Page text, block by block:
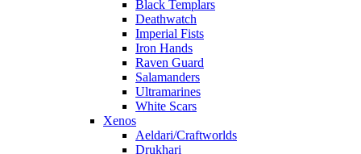
Black Templars
Deathwatch
Imperial Fists
Iron Hands
Raven Guard
Salamanders
Ultramarines
White Scars
Xenos
Aeldari/Craftworlds
Drukhari